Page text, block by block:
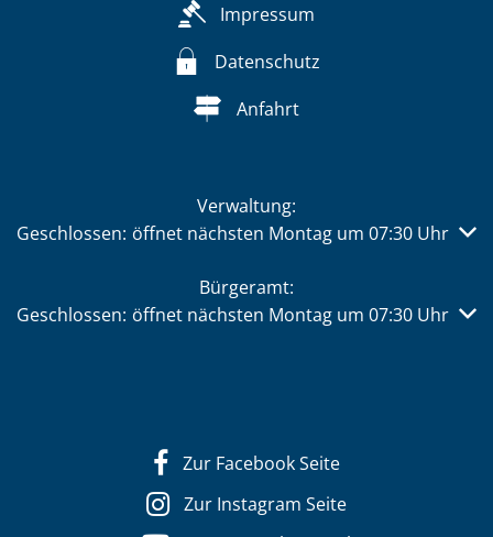
Impressum
Datenschutz
Anfahrt
Verwaltung:
Klicken, um weitere Öffnungs- oder Schließzeiten
Geschlossen: öffnet nächsten Montag um 07:30 Uhr
Bürgeramt:
Klicken, um weitere Öffnungs- oder Schließzeiten
Geschlossen: öffnet nächsten Montag um 07:30 Uhr
Zur Facebook Seite
Zur Instagram Seite